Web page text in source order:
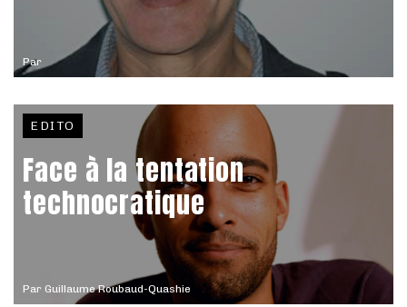
Par
Par Guillaume Roubaud-Quashie
EDITO
Face à la tentation
technocratique